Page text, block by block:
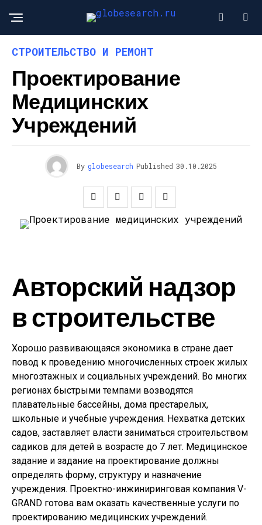
СТРОИТЕЛЬСТВО И РЕМОНТ
Проектирование
Медицинских
Учреждений
By globesearch Published 30.10.2025
Авторский надзор
в строительстве
Хорошо развивающаяся экономика в стране дает
повод к проведению многочисленных строек жилых
многоэтажных и социальных учреждений. Во многих
регионах быстрыми темпами возводятся
плавательные бассейны, дома престарелых,
школьные и учебные учреждения. Нехватка детских
садов, заставляет власти заниматься строительством
садиков для детей в возрасте до 7 лет. Медицинское
задание и задание на проектирование должны
определять форму, структуру и назначение
учреждения. Проектно-инжиниринговая компания V-
GRAND готова вам оказать качественные услуги по
проектированию медицинских учреждений.